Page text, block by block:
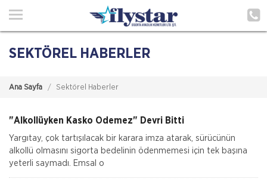
Ana Sayfa
Poliçe Hatırlat
İletişim
Müşteri Girişi
SEKTÖREL HABERLER
Ana Sayfa Sektörel Haberler
"Alkollüyken Kasko Ödemez" Devri Bitti
Yargıtay, çok tartışılacak bir karara imza atarak, sürücünün
alkollü olmasını sigorta bedelinin ödenmemesi için tek başına
yeterli saymadı. Emsal o